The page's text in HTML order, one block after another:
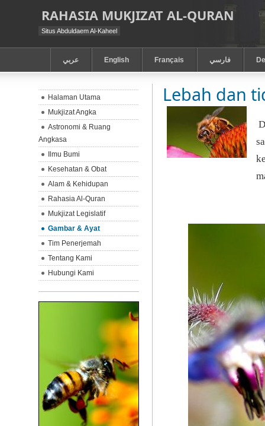
RAHASIA MUKJIZAT AL-QURAN
Situs Abduldaem Al-Kaheel
عربي English Français فارسي
Lebah dan
Halaman Utama
Mukjizat Angka
Astronomi & Ruang
Angkasa
Ilmu Bumi
Kesehatan & Obat
Alam & Kehidupan
Rahasia Al-Quran
Mukjizat Legislatif
Gambar & Ayat
Tim Penerjemah
Tentang Kami
Hubungi Kami